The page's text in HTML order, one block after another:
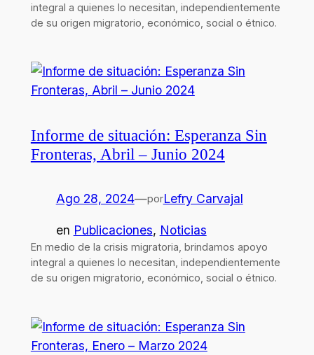
integral a quienes lo necesitan, independientemente
de su origen migratorio, económico, social o étnico.
Informe de situación: Esperanza Sin
Fronteras, Abril – Junio 2024
Ago 28, 2024—porLefry Carvajal
en Publicaciones, Noticias
En medio de la crisis migratoria, brindamos apoyo
integral a quienes lo necesitan, independientemente
de su origen migratorio, económico, social o étnico.